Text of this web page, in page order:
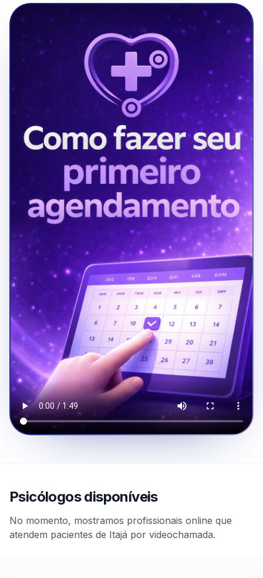
Psicólogos disponíveis
No momento, mostramos profissionais online que
atendem pacientes de Itajá por videochamada.